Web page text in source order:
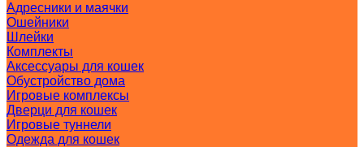
Адресники и маячки
Ошейники
Шлейки
Комплекты
Аксессуары для кошек
Обустройство дома
Игровые комплексы
Дверци для кошек
Игровые туннели
Одежда для кошек